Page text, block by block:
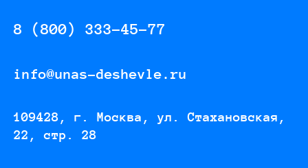
8 (800) 333-45-77
info@unas-deshevle.ru
109428, г. Москва, ул. Стахановская,
22, стр. 28